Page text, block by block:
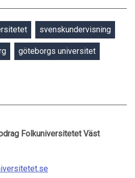
svenskundervisning
göteborgs universitet
Folkuniversitetet Väst